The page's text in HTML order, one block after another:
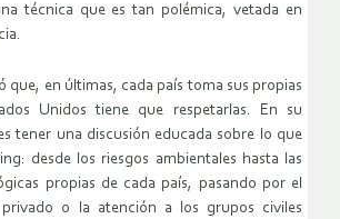
técnica que es tan polémica, vetada en
que, en últimas, cada país toma sus propias
Unidos tiene que respetarlas. En su
tener una discusión educada sobre lo que
desde los riesgos ambientales hasta las
propias de cada país, pasando por el
o la atención a los grupos civiles